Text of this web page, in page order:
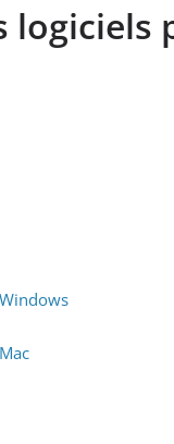
logiciels